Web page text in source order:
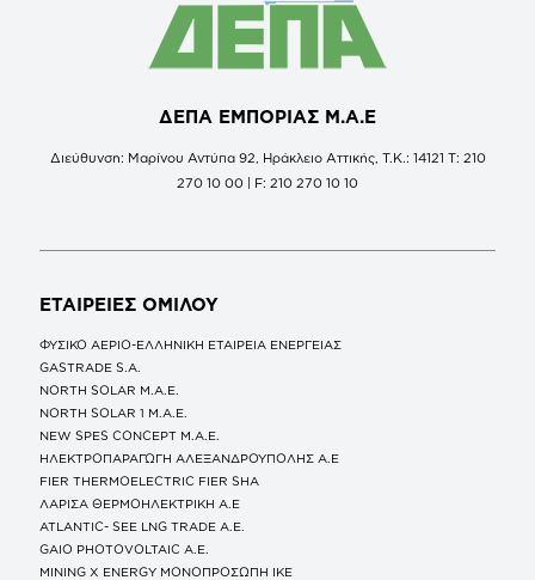
ΔΕΠΑ ΕΜΠΟΡΙΑΣ Μ.Α.Ε
Διεύθυνση: Μαρίνου Αντύπα 92, Ηράκλειο Αττικής, Τ.Κ.: 14121 Τ: 210
270 10 00 | F: 210 270 10 10
ΕΤΑΙΡΕΙΕΣ ΟΜΙΛΟΥ
ΦΥΣΙΚΟ ΑΕΡΙΟ-ΕΛΛΗΝΙΚΗ ΕΤΑΙΡΕΙΑ ΕΝΕΡΓΕΙΑΣ
GASTRADE S.A.
NORTH SOLAR M.Α.Ε.
NORTH SOLAR 1 M.Α.Ε.
NEW SPES CONCEPT Μ.Α.Ε.
ΗΛΕΚΤΡΟΠΑΡΑΓΩΓΗ ΑΛΕΞΑΝΔΡΟΥΠΟΛΗΣ A.E
FIER THERMOELECTRIC FIER SHA
ΛΑΡΙΣΑ ΘΕΡΜΟΗΛΕΚΤΡΙΚΗ A.E
ATLANTIC- SEE LNG TRADE A.E.
GAIO PHOTOVOLTAIC Α.Ε.
MINING X ENERGY ΜΟΝΟΠΡΟΣΩΠΗ ΙΚΕ